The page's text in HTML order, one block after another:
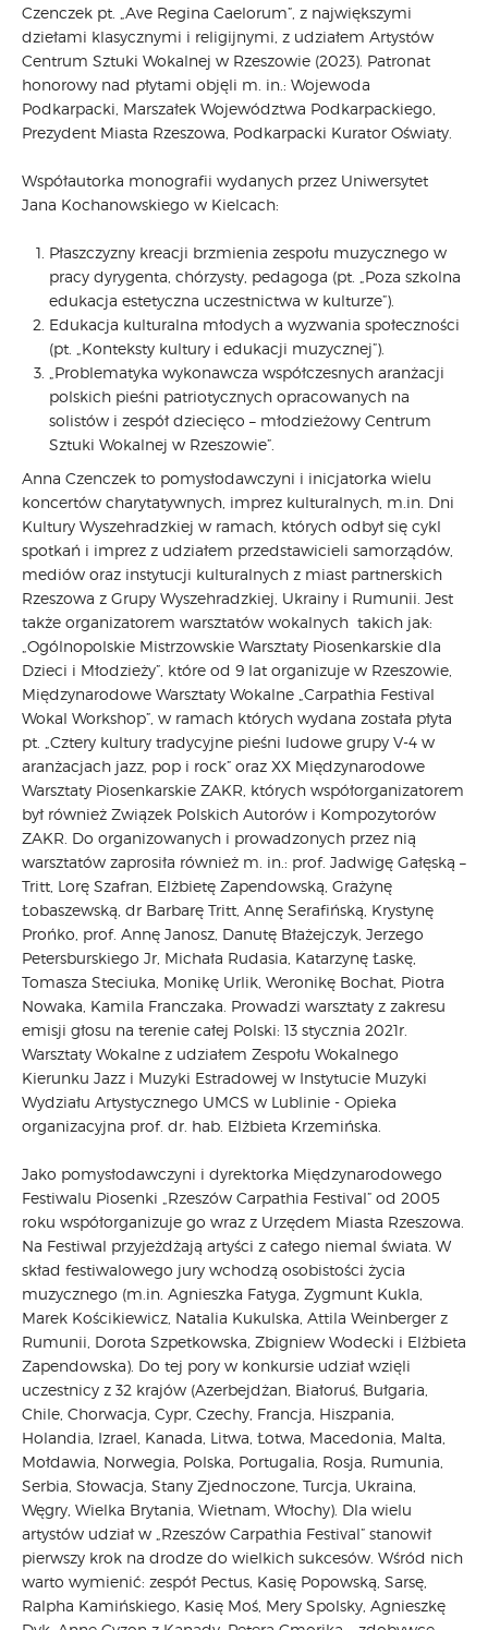
Czenczek pt. „Ave Regina Caelorum”, z największymi
dziełami klasycznymi i religijnymi, z udziałem Artystów
Centrum Sztuki Wokalnej w Rzeszowie (2023). Patronat
honorowy nad płytami objęli m. in.: Wojewoda
Podkarpacki, Marszałek Województwa Podkarpackiego,
Prezydent Miasta Rzeszowa, Podkarpacki Kurator Oświaty.
Współautorka monografii wydanych przez Uniwersytet
Jana Kochanowskiego w Kielcach:
Płaszczyzny kreacji brzmienia zespołu muzycznego w
pracy dyrygenta, chórzysty, pedagoga (pt. „Poza szkolna
edukacja estetyczna uczestnictwa w kulturze”).
Edukacja kulturalna młodych a wyzwania społeczności
(pt. „Konteksty kultury i edukacji muzycznej”).
„Problematyka wykonawcza współczesnych aranżacji
polskich pieśni patriotycznych opracowanych na
solistów i zespół dziecięco – młodzieżowy Centrum
Sztuki Wokalnej w Rzeszowie”.
Anna Czenczek to pomysłodawczyni i inicjatorka wielu
koncertów charytatywnych, imprez kulturalnych, m.in. Dni
Kultury Wyszehradzkiej w ramach, których odbył się cykl
spotkań i imprez z udziałem przedstawicieli samorządów,
mediów oraz instytucji kulturalnych z miast partnerskich
Rzeszowa z Grupy Wyszehradzkiej, Ukrainy i Rumunii. Jest
także organizatorem warsztatów wokalnych takich jak:
„Ogólnopolskie Mistrzowskie Warsztaty Piosenkarskie dla
Dzieci i Młodzieży”, które od 9 lat organizuje w Rzeszowie,
Międzynarodowe Warsztaty Wokalne „Carpathia Festival
Wokal Workshop”, w ramach których wydana została płyta
pt. „Cztery kultury tradycyjne pieśni ludowe grupy V-4 w
aranżacjach jazz, pop i rock” oraz XX Międzynarodowe
Warsztaty Piosenkarskie ZAKR, których współorganizatorem
był również Związek Polskich Autorów i Kompozytorów
ZAKR. Do organizowanych i prowadzonych przez nią
warsztatów zaprosiła również m. in.: prof. Jadwigę Gałęską –
Tritt, Lorę Szafran, Elżbietę Zapendowską, Grażynę
Łobaszewską, dr Barbarę Tritt, Annę Serafińską, Krystynę
Prońko, prof. Annę Janosz, Danutę Błażejczyk, Jerzego
Petersburskiego Jr, Michała Rudasia, Katarzynę Łaskę,
Tomasza Steciuka, Monikę Urlik, Weronikę Bochat, Piotra
Nowaka, Kamila Franczaka. Prowadzi warsztaty z zakresu
emisji głosu na terenie całej Polski: 13 stycznia 2021r.
Warsztaty Wokalne z udziałem Zespołu Wokalnego
Kierunku Jazz i Muzyki Estradowej w Instytucie Muzyki
Wydziału Artystycznego UMCS w Lublinie - Opieka
organizacyjna prof. dr. hab. Elżbieta Krzemińska.
Jako pomysłodawczyni i dyrektorka Międzynarodowego
Festiwalu Piosenki „Rzeszów Carpathia Festival” od 2005
roku współorganizuje go wraz z Urzędem Miasta Rzeszowa.
Na Festiwal przyjeżdżają artyści z całego niemal świata. W
skład festiwalowego jury wchodzą osobistości życia
muzycznego (m.in. Agnieszka Fatyga, Zygmunt Kukla,
Marek Kościkiewicz, Natalia Kukulska, Attila Weinberger z
Rumunii, Dorota Szpetkowska, Zbigniew Wodecki i Elżbieta
Zapendowska). Do tej pory w konkursie udział wzięli
uczestnicy z 32 krajów (Azerbejdżan, Białoruś, Bułgaria,
Chile, Chorwacja, Cypr, Czechy, Francja, Hiszpania,
Holandia, Izrael, Kanada, Litwa, Łotwa, Macedonia, Malta,
Mołdawia, Norwegia, Polska, Portugalia, Rosja, Rumunia,
Serbia, Słowacja, Stany Zjednoczone, Turcja, Ukraina,
Węgry, Wielka Brytania, Wietnam, Włochy). Dla wielu
artystów udział w „Rzeszów Carpathia Festival” stanowił
pierwszy krok na drodze do wielkich sukcesów. Wśród nich
warto wymienić: zespół Pectus, Kasię Popowską, Sarsę,
Ralpha Kamińskiego, Kasię Moś, Mery Spolsky, Agnieszkę